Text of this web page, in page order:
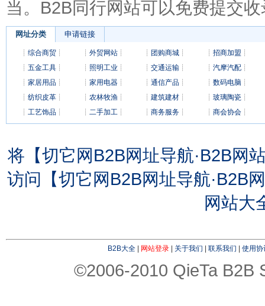
当。B2B同行网站可以免费提交
网址分类 申请链接
┊ 综合商贸 ┊ ┊ 外贸网站 ┊ ┊ 团购商城 ┊ ┊ 招商加盟 ┊
┊ 五金工具 ┊ ┊ 照明工业 ┊ ┊ 交通运输 ┊ ┊ 汽摩汽配┊
┊ 家居用品 ┊ ┊ 家用电器 ┊ ┊ 通信产品 ┊ ┊ 数码电脑 ┊
┊ 纺织皮革 ┊ ┊ 农林牧渔 ┊ ┊ 建筑建材 ┊ ┊ 玻璃陶瓷┊
┊ 工艺饰品 ┊ ┊ 二手加工 ┊ ┊ 商务服务 ┊ ┊ 商会协会┊
将【切它网B2B网址导航·B2B网
访问【切它网B2B网址导航·B2B
网站大
B2B大全| 网站登录| 关于我们 联系我们 使用协
©2006-2010 QieTa B2B